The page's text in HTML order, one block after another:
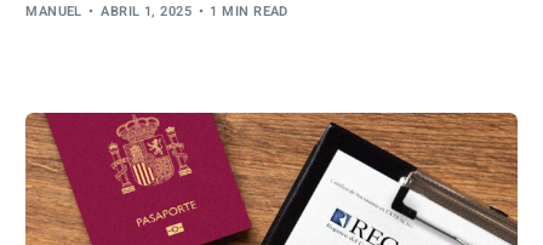
MANUEL
ABRIL 1, 2025 1 MIN READ